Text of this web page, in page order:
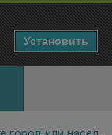
Установить